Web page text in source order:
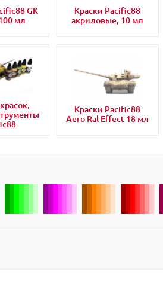
GK
мл
Краски Pacific88
акриловые, 10 мл
Краски Pacific88
Aero Ral Effect 18 мл